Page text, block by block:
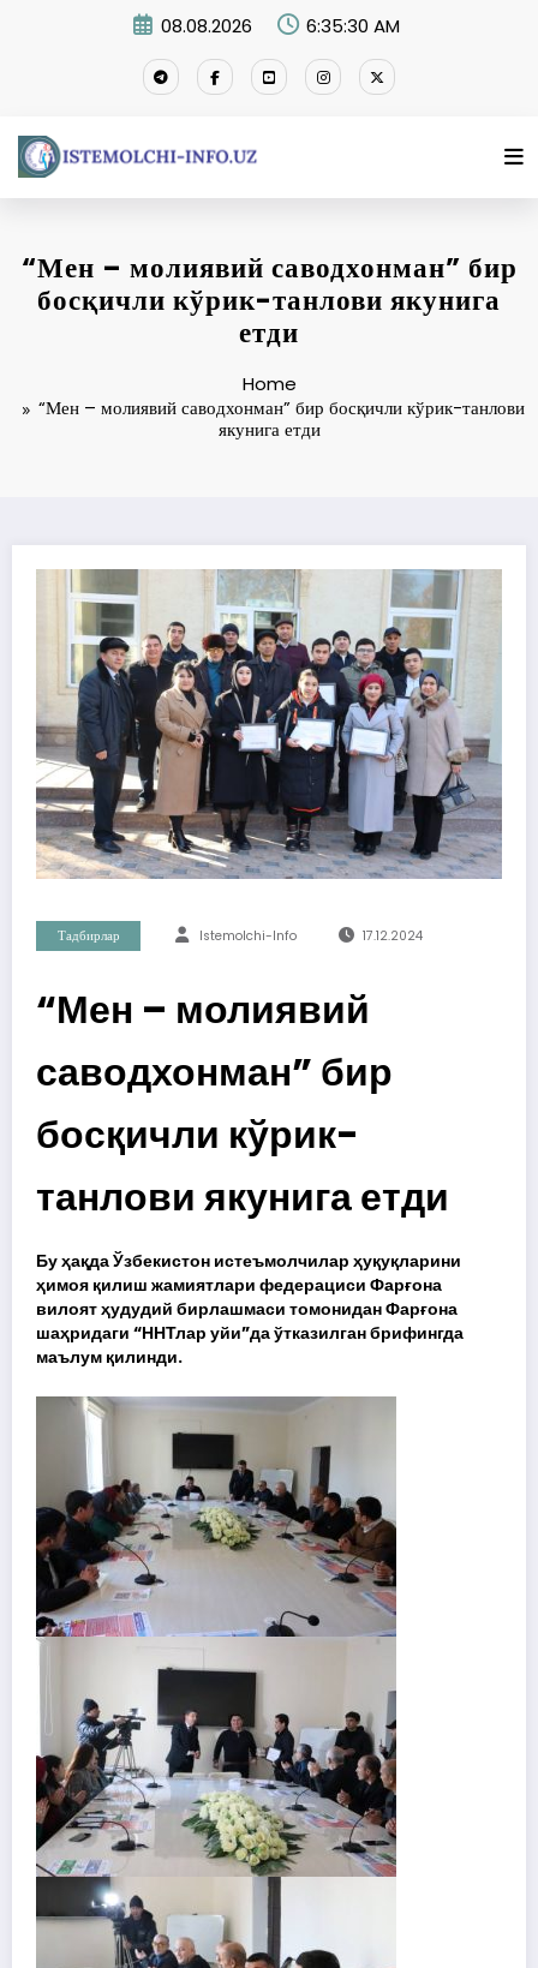
08.08.2026 6:35:31 AM
“Мен – молиявий саводхонман” бир
босқичли кўрик-танлови якунига
етди
Home
“Мен – молиявий саводхонман” бир босқичли кўрик-танлови
якунига етди
Тадбирлар Istemolchi-Info 17.12.2024
“Мен – молиявий
саводхонман” бир
босқичли кўрик-
танлови якунига етди
Бу ҳақда Ўзбекистон истеъмолчилар ҳуқуқларини
ҳимоя қилиш жамиятлари федерациси Фарғона
вилоят ҳудудий бирлашмаси томонидан Фарғона
шаҳридаги “ННТлар уйи”да ўтказилган брифингда
маълум қилинди.